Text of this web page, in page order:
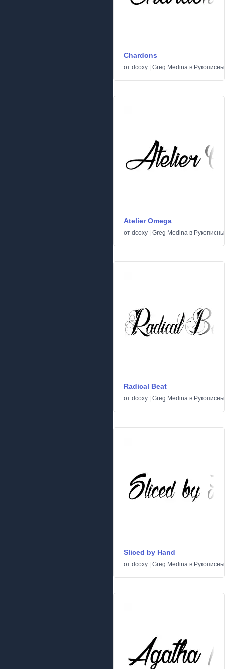
Chardons
от dcoxy | Greg Medina в
Atelier Omega
от dcoxy | Greg Medina в
Radical Beat
от dcoxy | Greg Medina в
Sliced by Hand
от dcoxy | Greg Medina в